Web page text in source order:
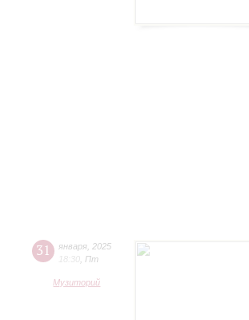
31 января 2025
18:30 Пт
Музиторий